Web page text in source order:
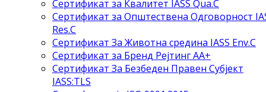
Сертификат за Квалитет IASS Qua.C
Сертификат за Општествена Одговорност
Res.C
Сертификат За Животна средина IASS Env.C
Сертификат за Бренд Рејтинг АА+
Сертификат За Безбеден Правен Субјект
IASS:TLS